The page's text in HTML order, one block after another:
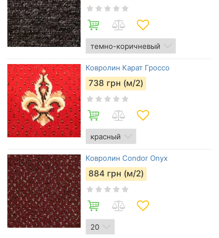
Ковролин Карат Гроссо
738 грн (м/2)
Ковролин Condor Onyx
884 грн (м/2)